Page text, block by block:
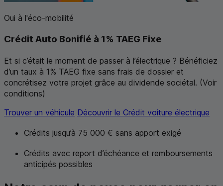
Oui à l'éco-mobilité
Crédit Auto Bonifié à 1% TAEG Fixe
Et si c’était le moment de passer à l’électrique ? Bénéficiez
d’un taux à 1% TAEG fixe sans frais de dossier et
concrétisez votre projet grâce au dividende sociétal. (Voir
conditions)
Trouver un véhicule Découvrir le Crédit voiture électrique
Crédits jusqu’à 75 000 € sans apport exigé
Crédits avec report d’échéance et remboursements
anticipés possibles